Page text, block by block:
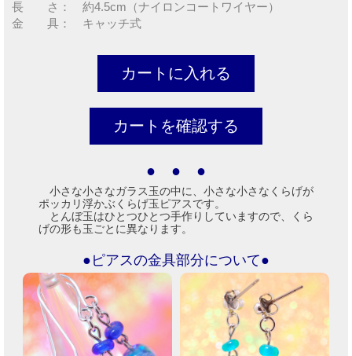
長 さ： 約4.5cm（ナイロンコートワイヤー）
金 具： キャッチ式
● ● ●
小さな小さなガラス玉の中に、小さな小さなくらげが
ポッカリ浮かぶくらげ玉ピアスです。
とんぼ玉はひとつひとつ手作りしていますので、くら
げの形も玉ごとに異なります。
●ピアスの金具部分について●